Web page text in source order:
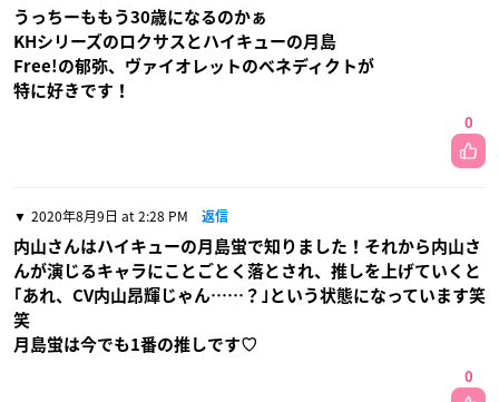
うっちーももう30歳になるのかぁ
KHシリーズのロクサスとハイキューの月島
Free!の郁弥、ヴァイオレットのベネディクトが
特に好きです！
0
2020年8月9日 at 2:28 PM 返信
内山さんはハイキューの月島蛍で知りました！それから内山さ
んが演じるキャラにことごとく落とされ、推しを上げていくと
｢あれ、CV内山昂輝じゃん……？｣という状態になっています笑
笑
月島蛍は今でも1番の推しです♡
0